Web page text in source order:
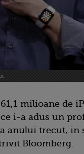
milioane de
i-a adus un
anului trecut, in
Bloomberg.